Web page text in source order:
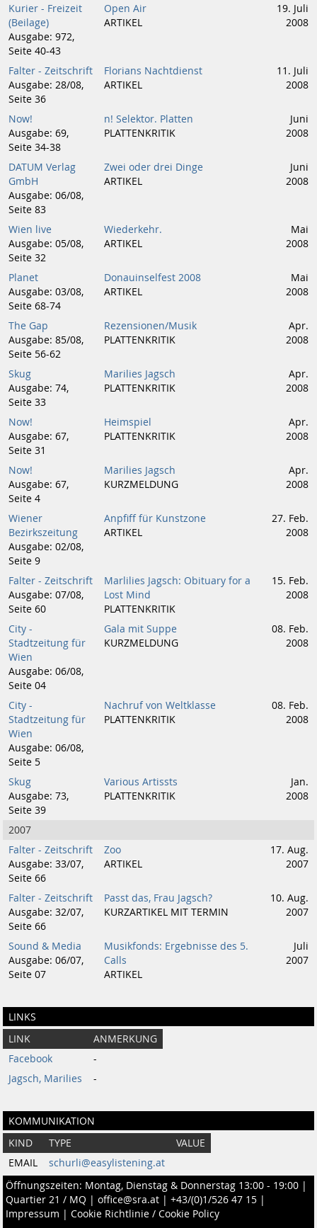
Kurier - Freizeit
(Beilage)
Ausgabe: 972,
Seite 40-43
Open Air
ARTIKEL
19. Juli
2008
Falter - Zeitschrift
Ausgabe: 28/08,
Seite 36
Florians Nachtdienst
ARTIKEL
11. Juli
2008
Now!
Ausgabe: 69,
Seite 34-38
n! Selektor. Platten
PLATTENKRITIK
Juni
2008
DATUM Verlag
GmbH
Ausgabe: 06/08,
Seite 83
Zwei oder drei Dinge
ARTIKEL
Juni
2008
Wien live
Ausgabe: 05/08,
Seite 32
Wiederkehr.
ARTIKEL
Mai
2008
Planet
Ausgabe: 03/08,
Seite 68-74
Donauinselfest 2008
ARTIKEL
Mai
2008
The Gap
Ausgabe: 85/08,
Seite 56-62
Rezensionen/Musik
PLATTENKRITIK
Apr.
2008
Skug
Ausgabe: 74,
Seite 33
Marilies Jagsch
PLATTENKRITIK
Apr.
2008
Now!
Ausgabe: 67,
Seite 31
Heimspiel
PLATTENKRITIK
Apr.
2008
Now!
Ausgabe: 67,
Seite 4
Marilies Jagsch
KURZMELDUNG
Apr.
2008
Wiener
Bezirkszeitung
Ausgabe: 02/08,
Seite 9
Anpfiff für Kunstzone
ARTIKEL
27. Feb.
2008
Falter - Zeitschrift
Ausgabe: 07/08,
Seite 60
Marlilies Jagsch: Obituary for a
Lost Mind
PLATTENKRITIK
15. Feb.
2008
City -
Stadtzeitung für
Wien
Ausgabe: 06/08,
Seite 04
Gala mit Suppe
KURZMELDUNG
08. Feb.
2008
City -
Stadtzeitung für
Wien
Ausgabe: 06/08,
Seite 5
Nachruf von Weltklasse
PLATTENKRITIK
08. Feb.
2008
Skug
Ausgabe: 73,
Seite 39
Various Artissts
PLATTENKRITIK
Jan.
2008
2007
Falter - Zeitschrift
Ausgabe: 33/07,
Seite 66
Zoo
ARTIKEL
17. Aug.
2007
Falter - Zeitschrift
Ausgabe: 32/07,
Seite 66
Passt das, Frau Jagsch?
KURZARTIKEL MIT TERMIN
10. Aug.
2007
Sound & Media
Ausgabe: 06/07,
Seite 07
Musikfonds: Ergebnisse des 5.
Calls
ARTIKEL
Juli
2007
LINKS
LINK
ANMERKUNG
Facebook
-
Jagsch, Marilies
-
KOMMUNIKATION
KIND TYPE
VALUE
EMAIL
schurli@easylistening.at
Öffnungszeiten: Montag, Dienstag & Donnerstag 13:00 - 19:00 |
Quartier 21 / MQ | office@sra.at | +43/(0)1/526 47 15 |
Impressum | Cookie Richtlinie / Cookie Policy